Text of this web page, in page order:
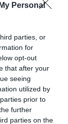
Personal
parties, or
for
opt-out
that after your
seeing
utilized by
prior to
further
parties on the
près de la
les
pour
du